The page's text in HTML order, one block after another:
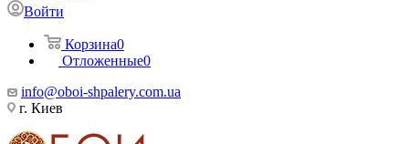
Войти
Корзина0
Отложенные0
info@oboi-shpalery.com.ua
г. Киев